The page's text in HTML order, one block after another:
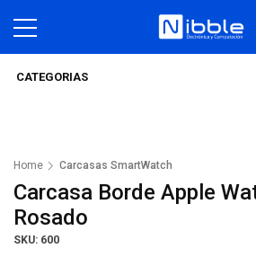
CATEGORIAS
Home Carcasas SmartWatch
Carcasa Borde Apple
Rosado
SKU: 600